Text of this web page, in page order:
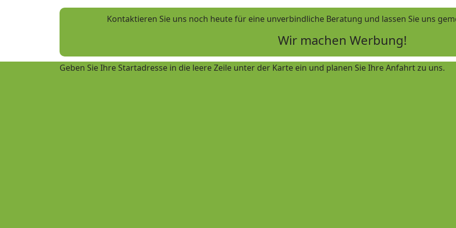
Kontaktieren Sie uns noch heute für eine unverbindliche Beratung und lassen Sie uns
Wir machen Werbung!
Geben Sie Ihre Startadresse in die leere Zeile unter der Karte ein und planen Sie Ihre Anfahrt zu uns.